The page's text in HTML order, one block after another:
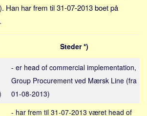
Han har frem til 31-07-2013 boet på
Steder *)
- er head of commercial implementation,
Group Procurement ved Mærsk Line (fra
01-08-2013)
- har frem til 31-07-2013 været head of